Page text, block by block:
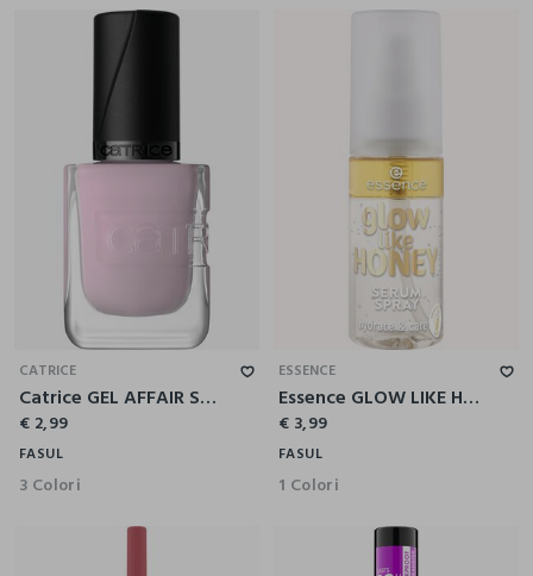
CATRICE
Catrice GEL AFFAIR Smalto Unghie Effetto Gel 048
€ 2,99
FASUL
3 Colori
ESSENCE
Essence GLOW LIKE HONEY siero viso in spray
€ 3,99
FASUL
1 Colori